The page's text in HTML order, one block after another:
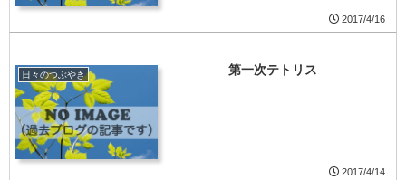
2017/4/16
日々のつぶやき 第一次テトリス
2017/4/14